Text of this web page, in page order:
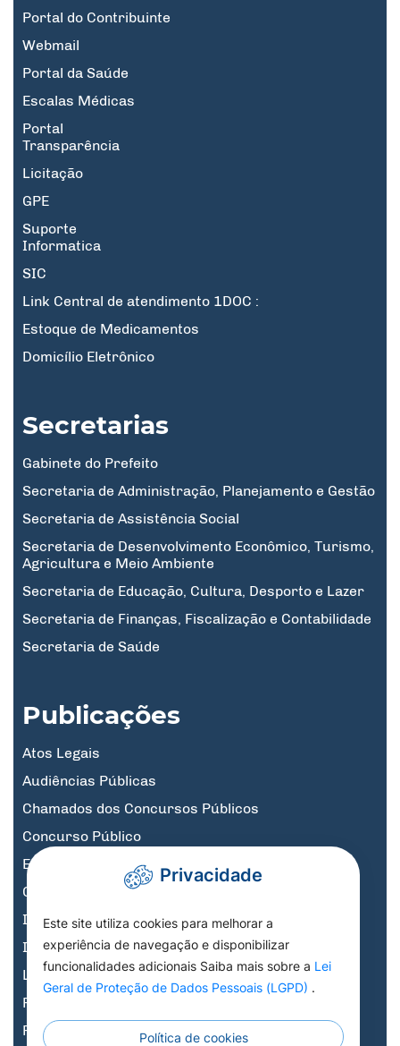
Portal do Contribuinte
Webmail
Portal da Saúde
Escalas Médicas
Portal
Transparência
Licitação
GPE
Suporte
Informatica
SIC
Link Central de atendimento 1DOC :
Estoque de Medicamentos
Domicílio Eletrônico
Secretarias
Gabinete do Prefeito
Secretaria de Administração, Planejamento e Gestão
Secretaria de Assistência Social
Secretaria de Desenvolvimento Econômico, Turismo,
Agricultura e Meio Ambiente
Secretaria de Educação, Cultura, Desporto e Lazer
Secretaria de Finanças, Fiscalização e Contabilidade
Secretaria de Saúde
Publicações
Atos Legais
Audiências Públicas
Chamados dos Concursos Públicos
Concurso Público
Educação
Governo Digital
Informativos
Informativos Licitações
Legislação, Decretos e Portarias
Previdência
Processo Seletivo
Privacidade
Este site utiliza cookies para melhorar a
experiência de navegação e disponibilizar
funcionalidades adicionais Saiba mais sobre a Lei
Geral de Proteção de Dados Pessoais (LGPD) .
Política de cookies